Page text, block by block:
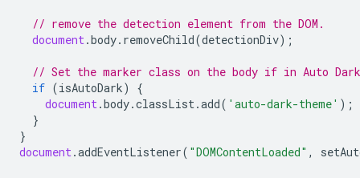
// remove the detection element from the DOM.
document.body. removeChild(detectionDiv);
// Set the marker class on the body if in Auto Dark
if (isAutoDark)
{
document.body.classList.add( 'auto-dark-theme' );
}
}
document.addEventListener( "DOMContentLoaded" ,